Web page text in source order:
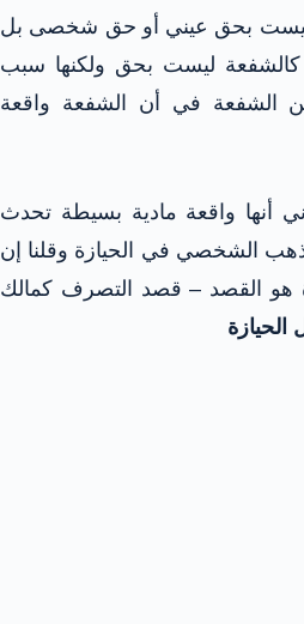
ليست بحق عيني أو حق شخصی بل
ليست بحق ولكنها سبب
الشفعة في أن الشفعة واقعة
أنها واقعة مادية بسيطة تحدث
الشخصي في الحيازة وقلنا إن
هو القصد – قصد التصرف كمالك